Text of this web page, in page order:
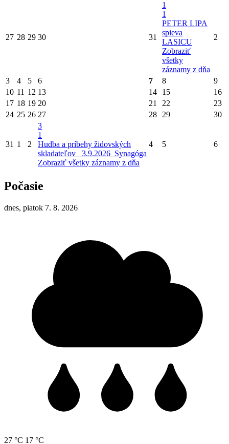
27 28 29 30 31
1
1
PETER LIPA
spieva
LASICU
Zobraziť
všetky
záznamy z dňa
2
3 4 5 6 7 8
9
10 11 12 13 14 15
16
17 18 19 20 21 22
23
24 25 26 27 28 29 30
31 1 2
3
1
Hudba a príbehy židovských
skladateľov_ 3.9.2026_Synagóga
Zobraziť všetky záznamy z dňa
4 5 6
Počasie
dnes, piatok 7. 8. 2026
27 °C 17 °C